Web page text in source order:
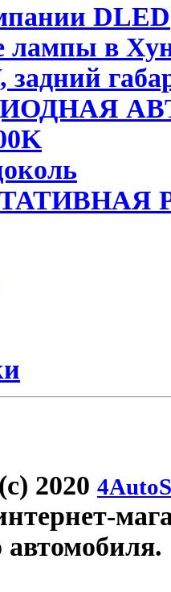
DLED
лампы в
(c) 2020
автомобиля.